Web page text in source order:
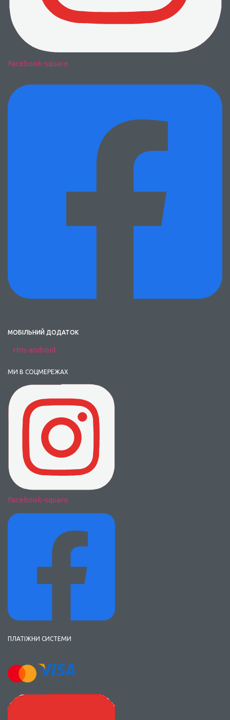
Facebook-square
МОБІЛЬНИЙ ДОДАТОК
Hm-android
МИ В СОЦМЕРЕЖАХ
Facebook-square
ПЛАТІЖНИ СИСТЕМИ